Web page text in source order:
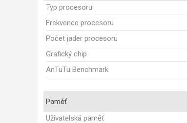
Typ procesoru
Frekvence procesoru
Počet jader procesoru
Grafický chip
AnTuTu Benchmark
Paměť
Uživatelská paměť